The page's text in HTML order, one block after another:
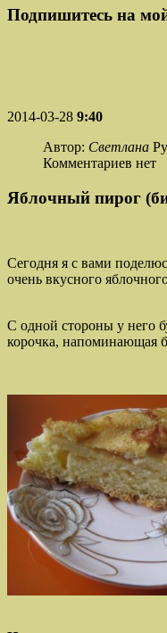
Подпишитесь на
2014-03-28 9:40
Автор: Светлана
Комментариев нет
Яблочный пирог
Сегодня я с вами
очень вкусного
С одной стороны у него
корочка, напоминающая